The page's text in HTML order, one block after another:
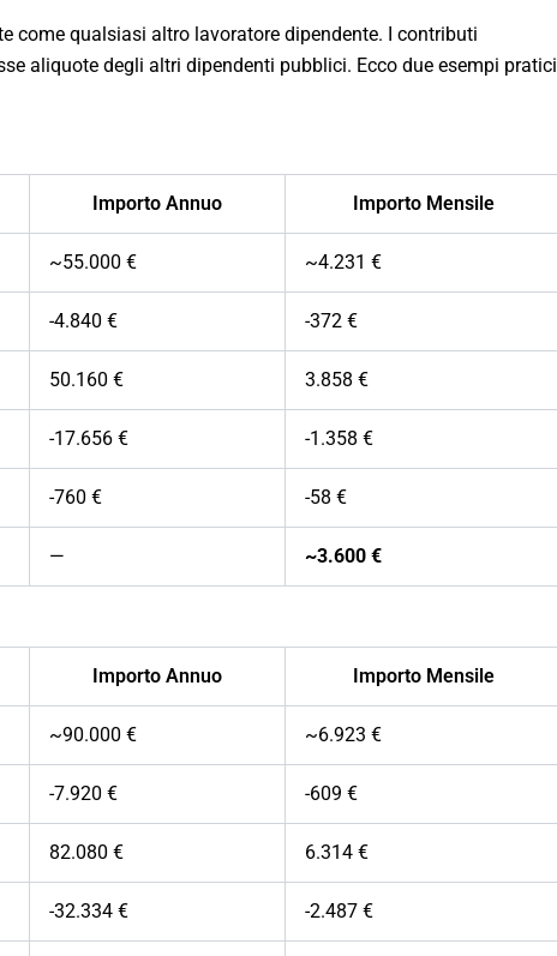
come qualsiasi altro lavoratore dipendente. I contributi
aliquote degli altri dipendenti pubblici. Ecco due esempi pratici
Importo Annuo Importo Mensile
~55.000 € ~4.231 €
-4.840 € -372 €
50.160 € 3.858 €
-17.656 € -1.358 €
-760 € -58 €
— ~3.600 €
Importo Annuo Importo Mensile
~90.000 € ~6.923 €
-7.920 € -609 €
82.080 € 6.314 €
-32.334 € -2.487 €